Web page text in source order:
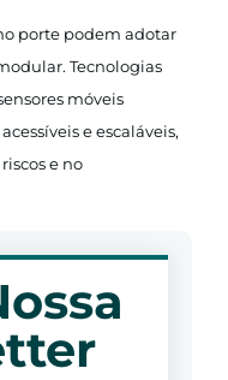
porte podem adotar
Tecnologias
móveis
e escaláveis,
e no